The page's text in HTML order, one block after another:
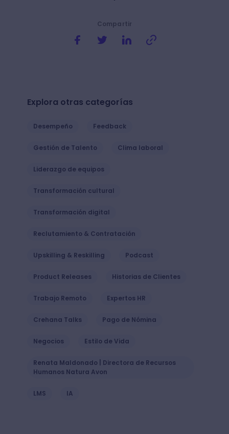
Compartir
Explora otras categorías
Desempeño Feedback
Gestión de Talento Clima laboral
Liderazgo de equipos
Transformación cultural
Transformación digital
Reclutamiento & Contratación
Upskilling & Reskilling Podcast
Product Releases Historias de Clientes
Trabajo Remoto Expertos HR
Crehana Talks Pago de Nómina
Negocios Estilo de Vida
Renata Maldonado | Directora de Recursos
Humanos Natura Avon
LMS IA